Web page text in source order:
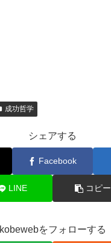
成功哲学
シェアする
Facebook
LINE コピー
kobewebをフォローする